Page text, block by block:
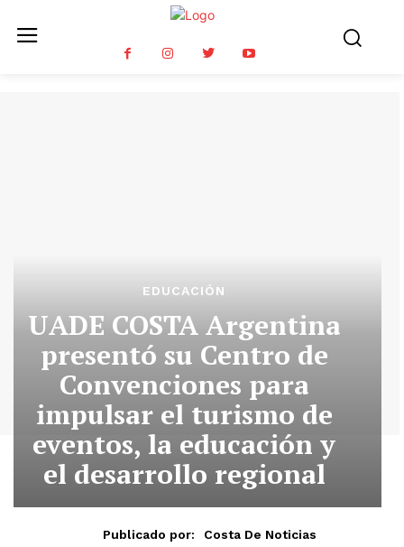
EDUCACIÓN
UADE COSTA Argentina
presentó su Centro de
Convenciones para
impulsar el turismo de
eventos, la educación y
el desarrollo regional
Publicado por:
Costa De Noticias